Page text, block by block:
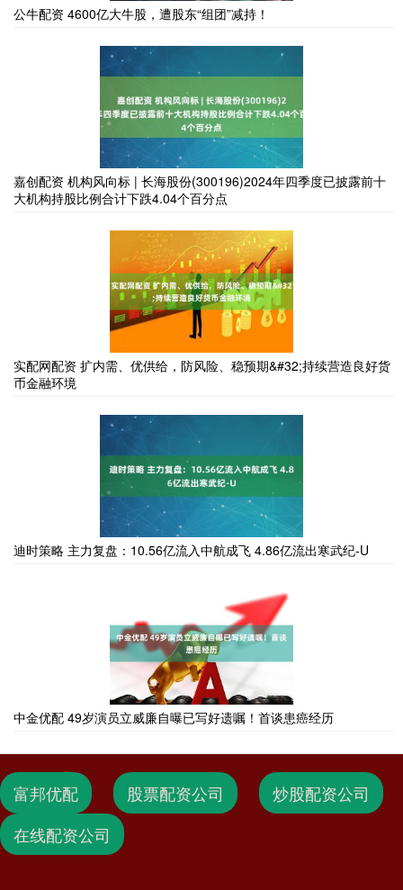
公牛配资 4600亿大牛股，遭股东“组团”减持！
嘉创配资 机构风向标 | 长海股份(300196)2024年四季度已披露前十
大机构持股比例合计下跌4.04个百分点
实配网配资 扩内需、优供给，防风险、稳预期&#32;持续营造良好货
币金融环境
迪时策略 主力复盘：10.56亿流入中航成飞 4.86亿流出寒武纪-U
中金优配 49岁演员立威廉自曝已写好遗嘱！首谈患癌经历
富邦优配 股票配资公司
炒股配资公司
在线配资公司